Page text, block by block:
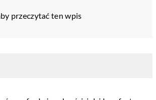
przeczytać ten wpis